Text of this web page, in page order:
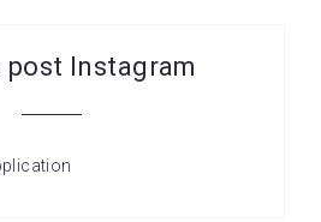
post Instagram